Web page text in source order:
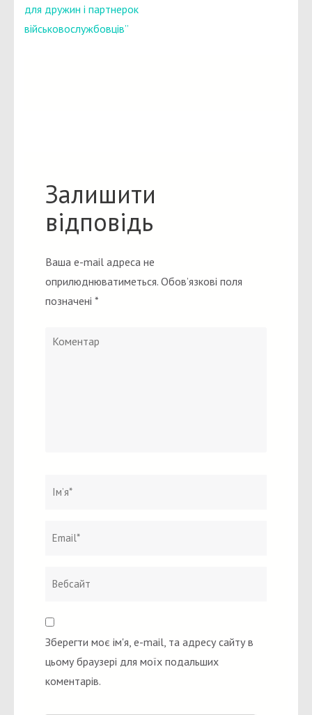
для дружин і партнерок
військовослужбовців”
Залишити
відповідь
Ваша e-mail адреса не
оприлюднюватиметься. Обов’язкові поля
позначені *
Коментар
Зберегти моє ім'я, e-mail, та адресу сайту в
цьому браузері для моїх подальших
коментарів.